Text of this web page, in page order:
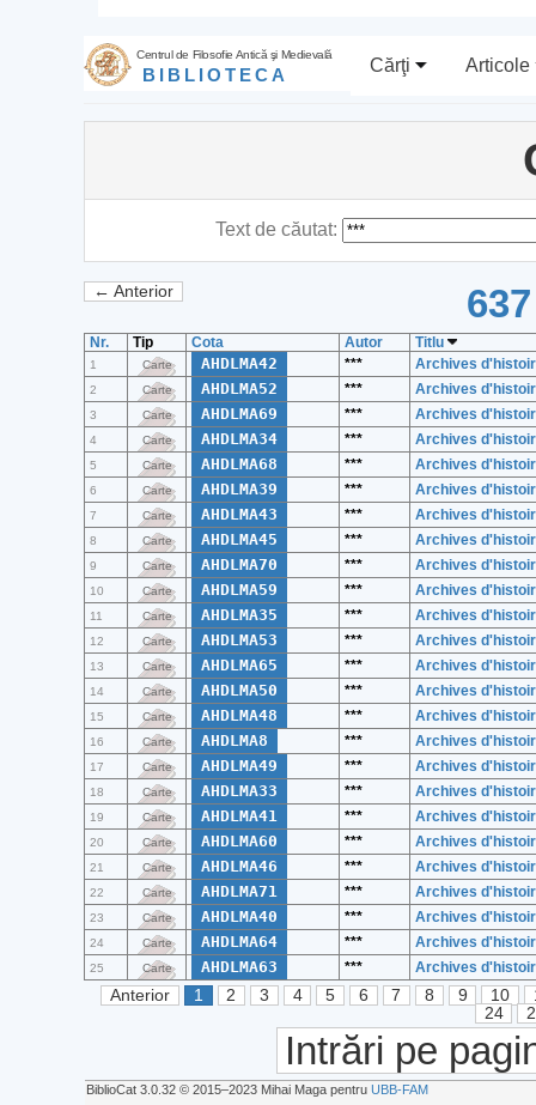
Centrul de Filosofie Antică şi Medievală
BIBLIOTECA Cărţi Articole
Text de căutat:
← Anterior
Nr. Tip Cota Autor Titlu
1 Carte AHDLMA42 *** Archives
2 Carte AHDLMA52 *** Archives
3 Carte AHDLMA69 *** Archives
4 Carte AHDLMA34 *** Archives
5 Carte AHDLMA68 *** Archives
6 Carte AHDLMA39 *** Archives
7 Carte AHDLMA43 *** Archives
8 Carte AHDLMA45 *** Archives
9 Carte AHDLMA70 *** Archives
10 Carte AHDLMA59 *** Archives
11 Carte AHDLMA35 *** Archives
12 Carte AHDLMA53 *** Archives
13 Carte AHDLMA65 *** Archives
14 Carte AHDLMA50 *** Archives
15 Carte AHDLMA48 *** Archives
16 Carte AHDLMA8 *** Archives
17 Carte AHDLMA49 *** Archives
18 Carte AHDLMA33 *** Archives
19 Carte AHDLMA41 *** Archives
20 Carte AHDLMA60 *** Archives
21 Carte AHDLMA46 *** Archives
22 Carte AHDLMA71 *** Archives
23 Carte AHDLMA40 *** Archives
24 Carte AHDLMA64 *** Archives
25 Carte AHDLMA63 *** Archives
Anterior 1 2 3 4 5 6 7 8 9 10
24
Intrări pe
BiblioCat 3.0.32 © 2015‒2023 Mihai Maga pentru UBB-FAM